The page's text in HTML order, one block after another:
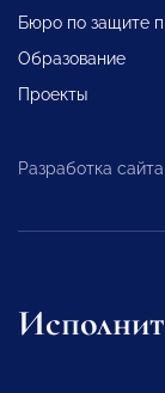
Бюро по защите
Образование
Проекты
Разработка